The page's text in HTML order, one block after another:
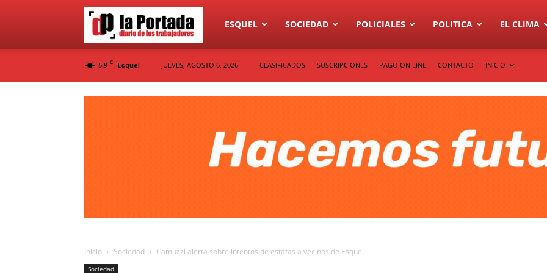
Diario
La
ESQUEL SOCIEDAD POLICIALES POLITICA EL CLIMA
5.9 C Esquel JUEVES, AGOSTO 6, 2026 CLASIFICADOS SUSCRIPCIONES PAGO ON LINE CONTACTO INICIO
Inicio Sociedad Camuzzi alerta sobre intentos de estafas a vecinos de Esquel
Sociedad